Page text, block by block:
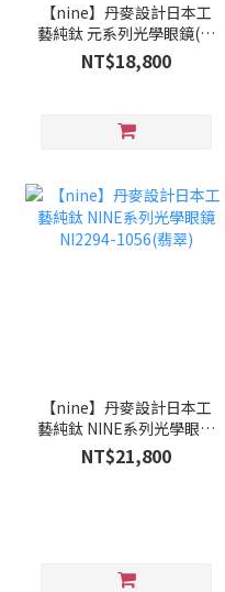
【nine】丹麥設計日本工
藝純鈦 元系列光學眼鏡(漸
層紅) NI2715 0241
NT$18,800
【nine】丹麥設計日本工
藝純鈦 NINE系列光學眼鏡
NI2294-1056(翡翠)
NT$21,800